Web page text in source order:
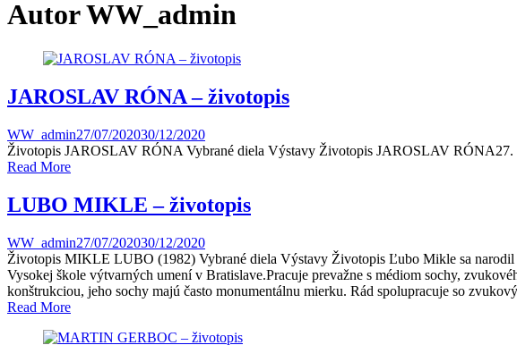
AutorWW_admin
JAROSLAV RÓNA – životopis
WW_admin27/07/202030/12/2020
Životopis JAROSLAV RÓNA​ Vybrané diela Výstavy Životopis JAROSLAV RÓNA27.
Read More
LUBO MIKLE – životopis
WW_admin27/07/202030/12/2020
Životopis MIKLE LUBO (1982)​ Vybrané diela Výstavy Životopis Ľubo Mikle sa narodil
Vysokej škole výtvarných umení v Bratislave.Pracuje prevažne s médiom sochy,
konštrukciou, jeho sochy majú často monumentálnu mierku. Rád spolupracuje so
Read More